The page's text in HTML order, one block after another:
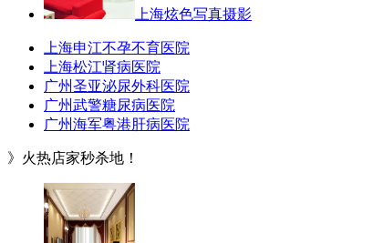
上海炫色写真摄影
上海申江不孕不育医院
上海松江肾病医院
广州圣亚泌尿外科医院
广州武警糖尿病医院
广州海军粤港肝病医院
》火热店家秒杀地！